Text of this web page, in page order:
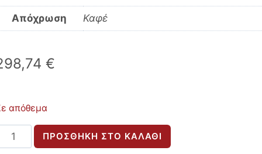
Απόχρωση Καφέ
€
απόθεμα
ΠΡΟΣΘΉΚΗ ΣΤΟ ΚΑΛΆΘΙ